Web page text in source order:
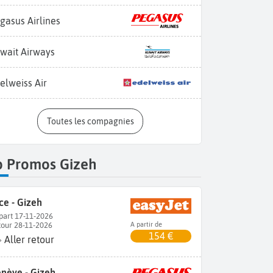
Airlines
Airways
Air
Toutes les compagnies
Promos Gizeh
- Gizeh
17-11-2026
28-11-2026
Aller retour
A partir de
154 €